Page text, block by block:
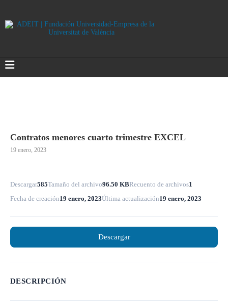
Contratos menores cuarto trimestre EXCEL
19 enero, 2023
Descargar585Tamaño del archivo96.50 KBRecuento de archivos1
Fecha de creación19 enero, 2023Última actualización19 enero, 2023
Descargar
DESCRIPCIÓN